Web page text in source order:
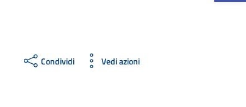
Condividi Vedi azioni